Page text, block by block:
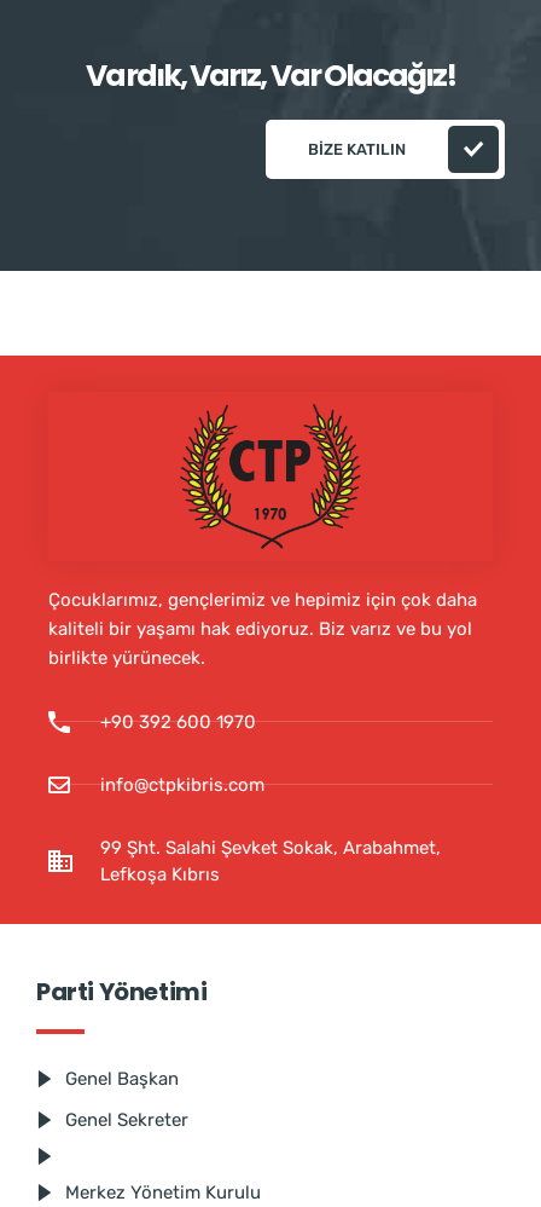
Vardık, Varız, Var Olacağız!
BIZE KATILIN
Çocuklarımız, gençlerimiz ve hepimiz için çok daha
kaliteli bir yaşamı hak ediyoruz. Biz varız ve bu yol
birlikte yürünecek.
+90 392 600 1970
info@ctpkibris.com
99 Şht. Salahi Şevket Sokak, Arabahmet,
Lefkoşa Kıbrıs
Parti Yönetimi
Genel Başkan
Genel Sekreter
Merkez Yönetim Kurulu